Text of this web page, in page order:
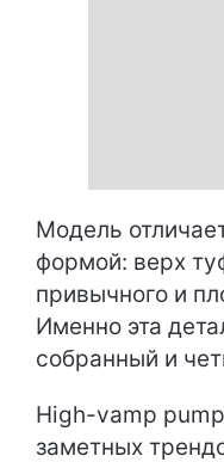
Модель
формой: верх
привычного и
Именно эта
собранный и
High-vamp
заметных